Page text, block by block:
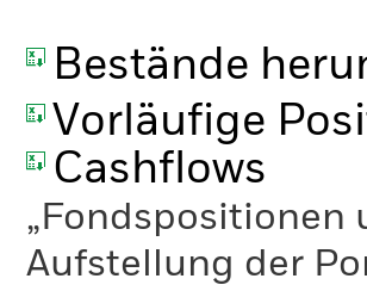
Bestände
Vorläufige
Cashflows
„Fondspositionen
Aufstellung der